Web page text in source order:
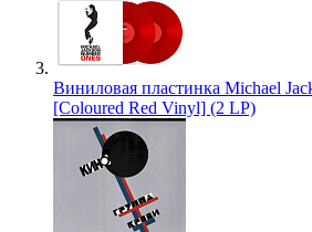
Виниловая пластинка Michael
[Coloured Red Vinyl] (2 LP)